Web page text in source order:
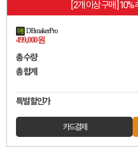
[ 2개 이상 구매 ]
DBmakerPro
499,000원
총 수량
총 합계
특별 할인가
카드결제